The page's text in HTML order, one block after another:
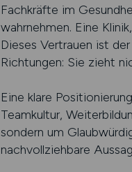
Fachkräfte im
wahrnehmen. Eine
Dieses Vertrauen ist
Richtungen: Sie zieht
Eine klare
Teamkultur,
sondern um
nachvollziehbare